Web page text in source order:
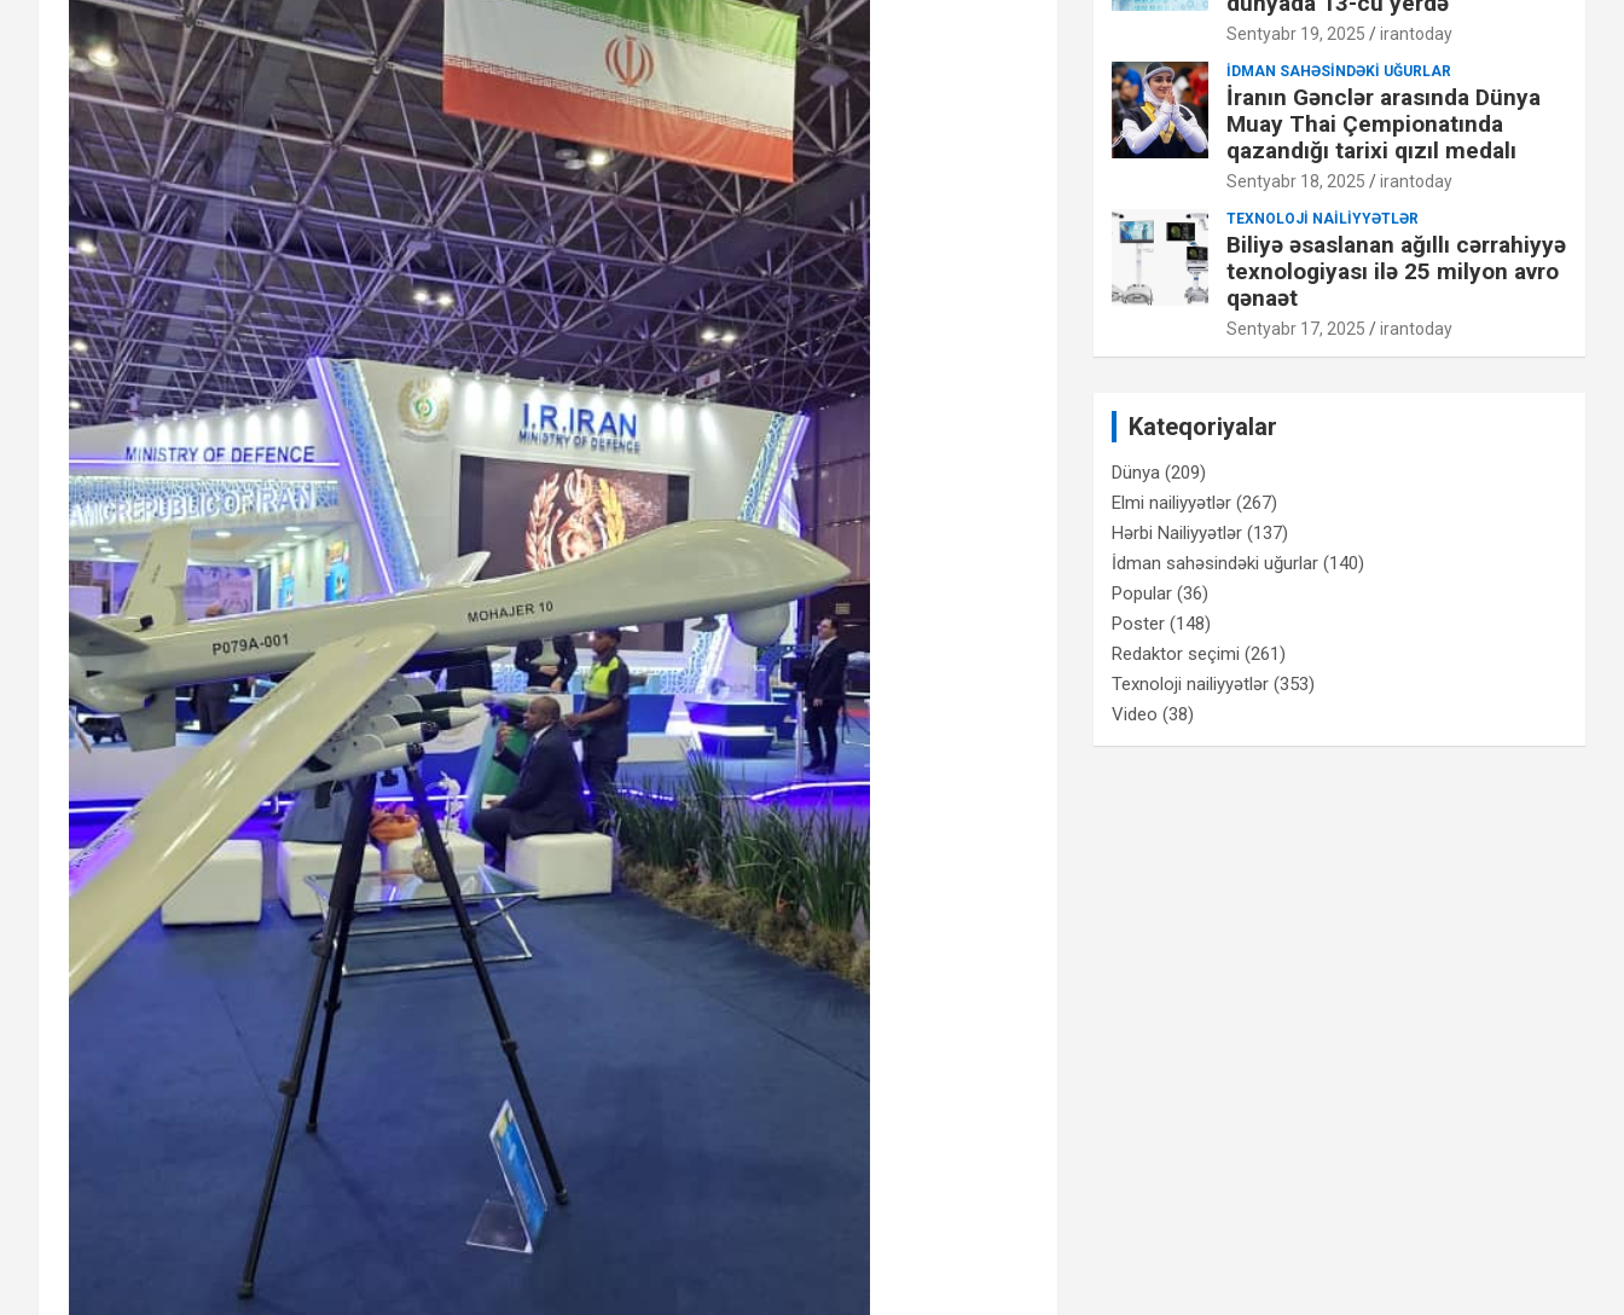
Sentyabr 19, 2025 irantoday
İDMAN SAHƏSINDƏKI UĞURLAR
İranın Gənclər arasında Dünya
Muay Thai Çempionatında
qazandığı tarixi qızıl medalı
Sentyabr 18, 2025 irantoday
TEXNOLOJI NAILIYYƏTLƏR
Biliyə əsaslanan ağıllı cərrahiyyə
texnologiyası ilə 25 milyon avro
qənaət
Sentyabr 17, 2025 irantoday
Kateqoriyalar
Dünya (209)
Elmi nailiyyətlər (267)
Hərbi Nailiyyətlər (137)
İdman sahəsindəki uğurlar (140)
Popular (36)
Poster (148)
Redaktor seçimi (261)
Texnoloji nailiyyətlər (353)
Video (38)